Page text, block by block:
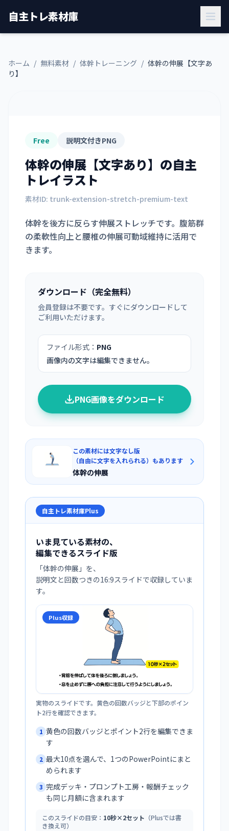
自主トレ素材庫
ホーム / 無料素材 / 体幹トレーニング / 体幹の伸展【文字あ
り】
Free 説明文付きPNG
体幹の伸展【文字あり】 の自主
トレイラスト
素材ID: trunk-extension-stretch-premium-text
体幹を後方に反らす伸展ストレッチです。腹筋群
の柔軟性向上と腰椎の伸展可動域維持に活用で
きます。
ダウンロード（完全無料）
会員登録は不要です。すぐにダウンロードして
ご利用いただけます。
ファイル形式： PNG
画像内の文字は編集できません。
PNG画像をダウンロード
この素材には文字なし版
（自由に文字を入れられる）もあります
体幹の伸展
自主トレ素材庫Plus
いま見ている素材の、
編集できるスライド版
「体幹の伸展 」を、
説明文と回数つきの16:9スライドで収録していま
す。
Plus収録
実物のスライドです。黄色の回数バッジと下部のポイン
ト2行を確認できます。
1 黄色の回数バッジとポイント2行を編集できま
す
2 最大10点を選んで、1つのPowerPointにまと
められます
3 完成デッキ・プロンプト工房・報酬チェック
も同じ月額に含まれます
このスライドの目安： 10秒×2セット （Plusでは書
き換え可）